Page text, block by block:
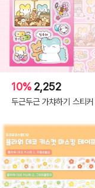
10% 2,252
두근두근 가챠하기 스티커